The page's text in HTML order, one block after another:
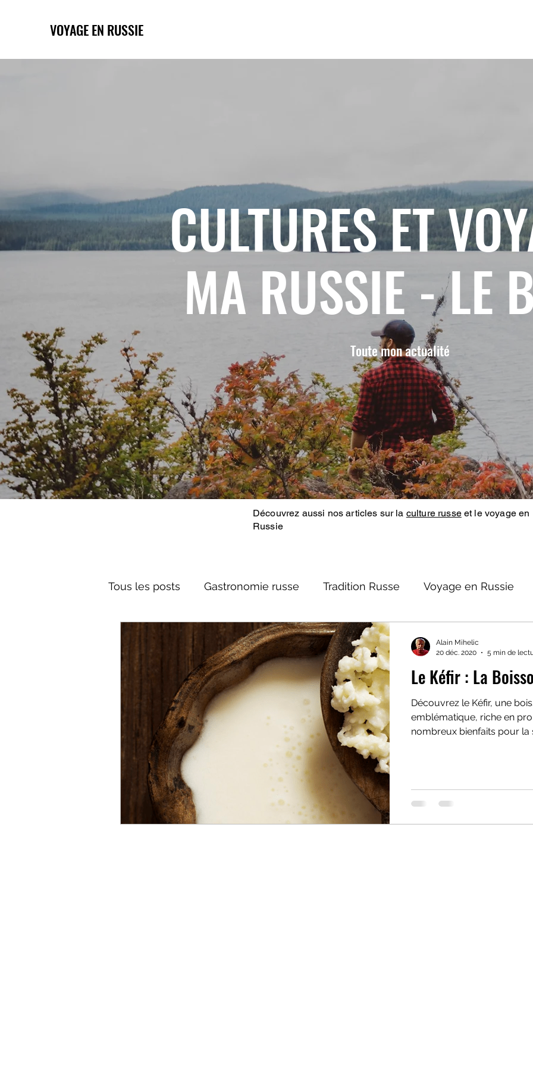
VOYAGE EN RUSSIE
CULTURES ET
MA RUSSIE - LE
Toute mon actualité
Découvrez aussi nos articles sur la culture russeet le voyage en
Russie
Tous les posts Gastronomie russe Tradition Russe Voyage en Russie
Architecture russe Religions et Mythologies
Culture russe Récits-Fictions Le Kéfir : La
Découvrez le Kéfir, une
emblématique, riche en
nombreux bienfaits pour la
Alain Mihelic
20 déc. 2020
5 min de